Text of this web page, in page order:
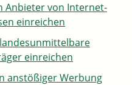
Anbieter von Internet-
einreichen
einreichen
anstößiger Werbung